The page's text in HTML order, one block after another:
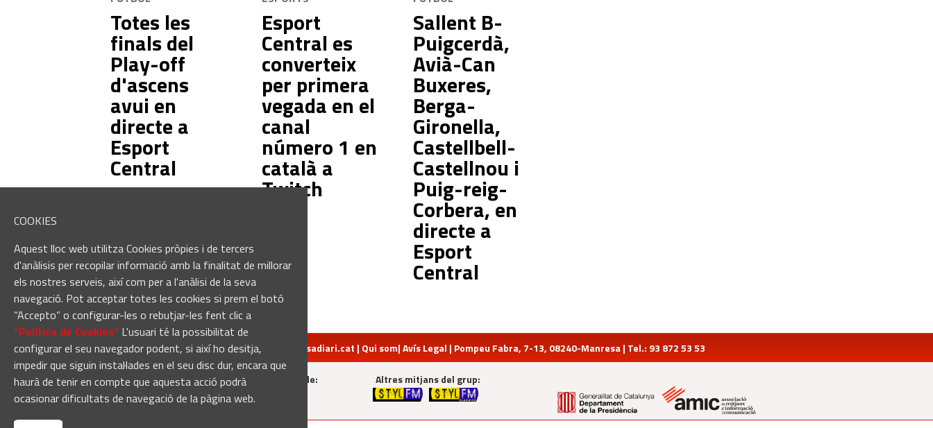
COOKIES
Aquest lloc web utilitza Cookies pròpies i de tercers
d'anàlisis per recopilar informació amb la finalitat de millorar
els nostres serveis, així com per a l'anàlisi de la seva
navegació. Pot acceptar totes les cookies si prem el botó
“Accepto” o configurar-les o rebutjar-les fent clic a
“Política de Cookies“ L'usuari té la possibilitat de
configurar el seu navegador podent, si així ho desitja,
impedir que siguin instal·lades en el seu disc dur, encara que
haurà de tenir en compte que aquesta acció podrà
ocasionar dificultats de navegació de la pàgina web.
Totes les
finals del
Play-off
d'ascens
avui en
directe a
Esport
Central
Esport
Central es
converteix
per primera
vegada en el
canal
número 1 en
català a
Twitch
Sallent B-
Puigcerdà,
Avià-Can
Buxeres,
Berga-
Gironella,
Castellbell-
Castellnou i
Puig-reig-
Corbera, en
directe a
Esport
Central
redaccio@manresadiari.cat | Qui som|Avís Legal | Pompeu Fabra, 7-13, 08240-Manresa | Tel.: 93 872 53 53
Manresadiari.cat és un producte de: Altres mitjans del grup: